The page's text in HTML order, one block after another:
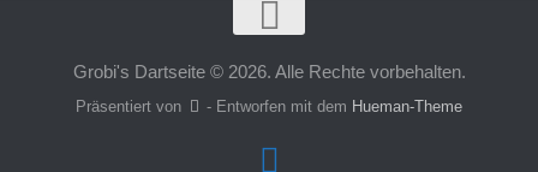
Grobi's Dartseite © 2026. Alle Rechte vorbehalten.
Präsentiert von - Entworfen mit dem Hueman-Theme